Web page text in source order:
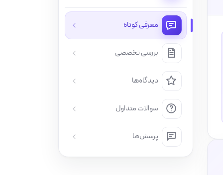
معرفی کوتاه
بررسی تخصصی
دیدگاه‌ها
سوالات متداول
پرسش‌ها